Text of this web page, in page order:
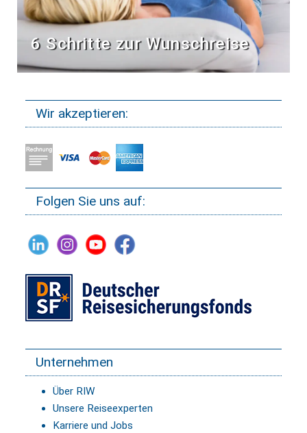
6 Schritte zur Wunschreise
Wir akzeptieren:
Folgen Sie uns auf:
Unternehmen
Über RIW
Unsere Reiseexperten
Karriere und Jobs